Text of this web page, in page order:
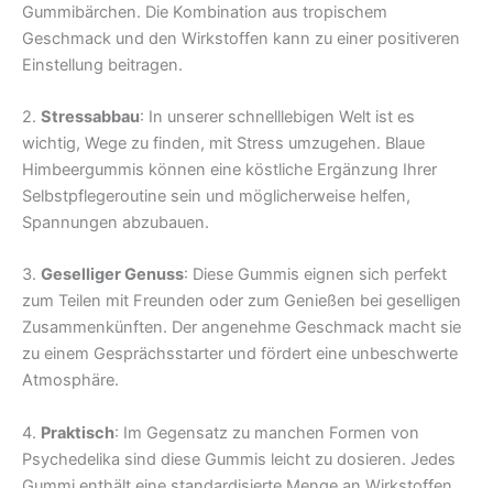
Gummibärchen. Die Kombination aus tropischem
Geschmack und den Wirkstoffen kann zu einer positiveren
Einstellung beitragen.
2. Stressabbau: In unserer schnelllebigen Welt ist es
wichtig, Wege zu finden, mit Stress umzugehen. Blaue
Himbeergummis können eine köstliche Ergänzung Ihrer
Selbstpflegeroutine sein und möglicherweise helfen,
Spannungen abzubauen.
3. Geselliger Genuss: Diese Gummis eignen sich perfekt
zum Teilen mit Freunden oder zum Genießen bei geselligen
Zusammenkünften. Der angenehme Geschmack macht sie
zu einem Gesprächsstarter und fördert eine unbeschwerte
Atmosphäre.
4. Praktisch: Im Gegensatz zu manchen Formen von
Psychedelika sind diese Gummis leicht zu dosieren. Jedes